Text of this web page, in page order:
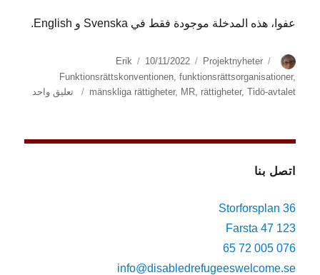
عفوا، هذه المدخلة موجودة فقط في Svenska و English.
الكاتب Erik
نُشرت
في
10/11/2022
التصنيفات Projektnyheter
الوسوم
Funktionsrättskonventionen, funktionsrättsorganisationer,
mänskliga rättigheter, MR, rättigheter, Tidö-avtalet تعليق واحد
اتصل بنا
Storforsplan 36
123 47 Farsta
076 005 72 65
info@disabledrefugeeswelcome.se